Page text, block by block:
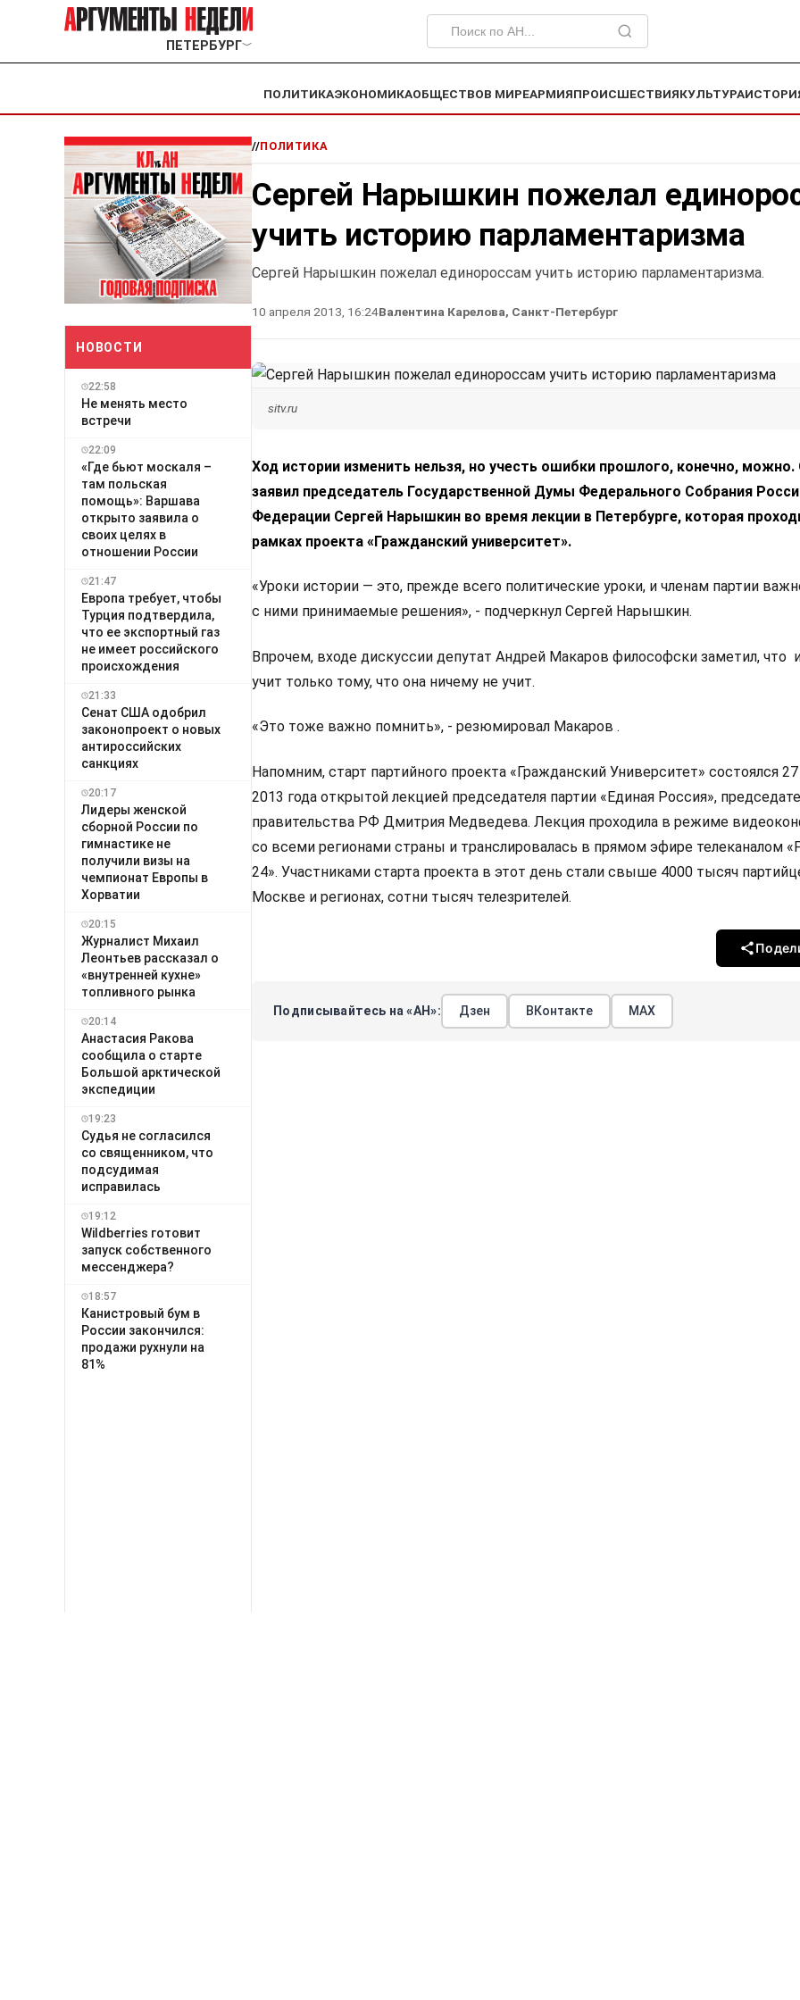
ПЕТЕРБУРГ﹀
ПОЛИТИКАЭКОНОМИКАОБЩЕСТВОВ МИРЕАРМИЯПРОИСШЕСТВИЯКУЛЬТУРА
НОВОСТИ
22:58
Не менять место
встречи
22:09
«Где бьют москаля –
там польская
помощь»: Варшава
открыто заявила о
своих целях в
отношении России
21:47
Европа требует, чтобы
Турция подтвердила,
что ее экспортный газ
не имеет российского
происхождения
21:33
Сенат США одобрил
законопроект о новых
антироссийских
санкциях
20:17
Лидеры женской
сборной России по
гимнастике не
получили визы на
чемпионат Европы в
Хорватии
20:15
Журналист Михаил
Леонтьев рассказал о
«внутренней кухне»
топливного рынка
20:14
Анастасия Ракова
сообщила о старте
Большой арктической
экспедиции
19:23
Судья не согласился
со священником, что
подсудимая
исправилась
19:12
Wildberries готовит
запуск собственного
мессенджера?
18:57
Канистровый бум в
России закончился:
продажи рухнули на
81%
//ПОЛИТИКА
Сергей Нарышкин пожелал
учить историю парламентаризма
Сергей Нарышкин пожелал единороссам учить историю парламентаризма.
10 апреля 2013, 16:24Валентина Карелова, Санкт-Петербург
sitv.ru
Ход истории изменить нельзя, но учесть ошибки прошлого, конечно,
заявил председатель Государственной Думы Федерального Собрания
Федерации Сергей Нарышкин во время лекции в Петербурге, которая
рамках проекта «Гражданский университет».
«Уроки истории — это, прежде всего политические уроки, и членам партии
с ними принимаемые решения», - подчеркнул Сергей Нарышкин.
Впрочем, входе дискуссии депутат Андрей Макаров философски заметил, что
учит только тому, что она ничему не учит.
«Это тоже важно помнить», - резюмировал Макаров .
Напомним, старт партийного проекта «Гражданский Университет» состоялся
2013 года открытой лекцией председателя партии «Единая Россия»,
правительства РФ Дмитрия Медведева. Лекция проходила в режиме
со всеми регионами страны и транслировалась в прямом эфире телеканалом
24». Участниками старта проекта в этот день стали свыше 4000 тысяч
Москве и регионах, сотни тысяч телезрителей.
Подписывайтесь на «АН»: Дзен ВКонтакте МАХ